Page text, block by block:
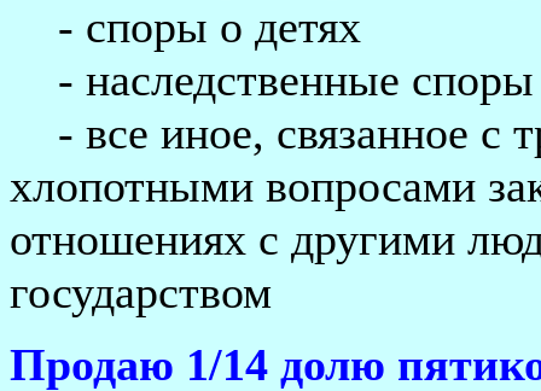
- споры о детях
- наследственные споры
- все иное, связанное с
хлопотными вопросами
отношениях с другими
государством
Продаю 1/14 долю